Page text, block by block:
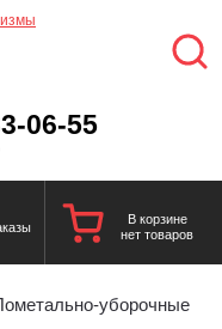
06-55
В корзине
нет товаров
уборочные